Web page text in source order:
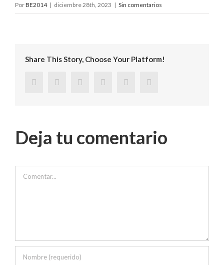
PorBE2014 | diciembre 28th, 2023 | Sin comentarios
Share This Story, Choose Your Platform!
Deja tu comentario